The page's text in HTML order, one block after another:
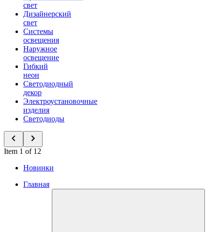
свет
Дизайнерский
свет
Системы
освещения
Наружное
освещение
Гибкий
неон
Светодиодный
декор
Электроустановочные
изделия
Светодиоды
Item 1 of 12
Новинки
Главная